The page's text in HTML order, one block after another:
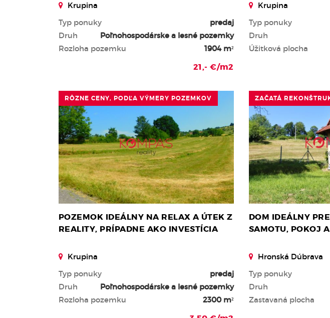
Krupina
Typ ponuky
predaj
Druh
Poľnohospodárske a lesné pozemky
Rozloha pozemku
1904 m²
21,- €/m2
Krupina
Typ ponuky
Druh
Úžitková plocha
RÔZNE CENY, PODĽA VÝMERY POZEMKOV
POZEMOK IDEÁLNY NA RELAX A ÚTEK Z
REALITY, PRÍPADNE AKO INVESTÍCIA
Krupina
Typ ponuky
predaj
Druh
Poľnohospodárske a lesné pozemky
Rozloha pozemku
2300 m²
ZAČATÁ
DOM IDEÁLNY
SAMOTU, POKOJ
Hronská Dúbrava
Typ ponuky
Druh
Zastavaná plocha